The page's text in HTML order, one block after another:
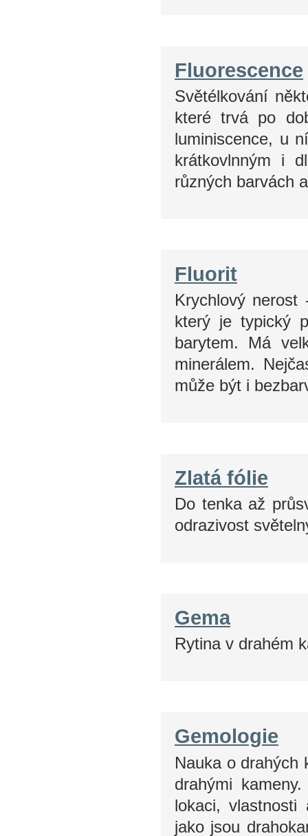
Fluorescence
Světélkování
které trvá po
luminiscence, u
krátkovlnným i
různých barvách
Fluorit
Krychlový nerost
který je typický
barytem. Má
minerálem.
může být i
Zlatá fólie
Do tenka až
odrazivost
Gema
Rytina v drahém
Gemologie
Nauka o drahých
drahými
lokaci, vlastnosti
jako jsou